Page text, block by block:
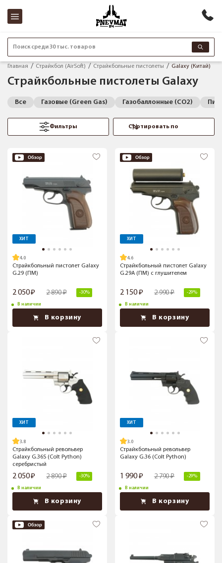
Поиск среди 30 тыс. товаров
Главная Страйкбол (AirSoft) Страйкбольные пистолеты Galaxy (Китай)
Страйкбольные пистолеты Galaxy
Все Газовые (Green Gas) Газобаллонные (CO2)
Фильтры
ХИТ
4.0
Страйкбольный пистолет Galaxy
G.29 (ПМ)
2 050 2 890 -30%
В наличии
В корзину
ХИТ
4.6
Страйкбольный пистолет Galaxy
G.29A (ПМ) с глушителем
2 150 2 990 -29%
В наличии
В корзину
ХИТ
3.8
Страйкбольный револьвер
Galaxy G.36S (Colt Python)
серебристый
2 050 2 890 -30%
В наличии
В корзину
ХИТ
3.0
Страйкбольный револьвер
Galaxy G.36 (Colt Python)
1 990 2 790 -29%
В наличии
В корзину